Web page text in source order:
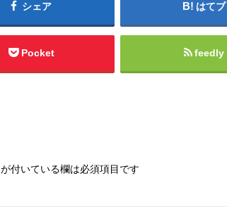
シェア はてブ
Pocket feedly
が付いている欄は必須項目です